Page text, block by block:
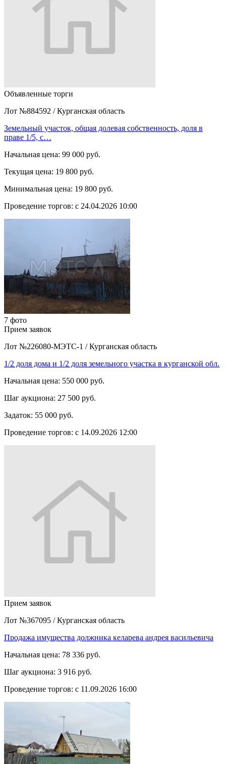
Объявленные торги
Лот №884592 / Курганская область
Земельный участок, общая долевая собственность, доля в
праве 1/5, с…
Начальная цена: 99 000 руб.
Текущая цена: 19 800 руб.
Минимальная цена: 19 800 руб.
Проведение торгов: с 24.04.2026 10:00
7 фото
Прием заявок
Лот №226080-МЭТС-1 / Курганская область
1/2 доля дома и 1/2 доля земельного участка в курганской обл.
Начальная цена: 550 000 руб.
Шаг аукциона: 27 500 руб.
Задаток: 55 000 руб.
Проведение торгов: с 14.09.2026 12:00
Прием заявок
Лот №367095 / Курганская область
Продажа имущества должника келарева андрея васильевича
Начальная цена: 78 336 руб.
Шаг аукциона: 3 916 руб.
Проведение торгов: с 11.09.2026 16:00